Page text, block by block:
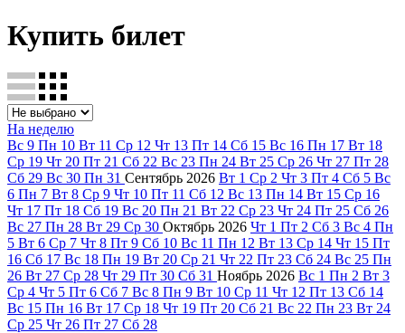
Купить билет
На неделю
Вс 9 Пн 10 Вт 11 Ср 12 Чт 13 Пт 14 Сб 15 Вс 16 Пн 17 Вт 18
Ср 19 Чт 20 Пт 21 Сб 22 Вс 23 Пн 24 Вт 25 Ср 26 Чт 27 Пт 28
Сб 29 Вс 30 Пн 31 Сентябрь 2026 Вт 1 Ср 2 Чт 3 Пт 4 Сб 5 Вс
6 Пн 7 Вт 8 Ср 9 Чт 10 Пт 11 Сб 12 Вс 13 Пн 14 Вт 15 Ср 16
Чт 17 Пт 18 Сб 19 Вс 20 Пн 21 Вт 22 Ср 23 Чт 24 Пт 25 Сб 26
Вс 27 Пн 28 Вт 29 Ср 30 Октябрь 2026 Чт 1 Пт 2 Сб 3 Вс 4 Пн
5 Вт 6 Ср 7 Чт 8 Пт 9 Сб 10 Вс 11 Пн 12 Вт 13 Ср 14 Чт 15 Пт
16 Сб 17 Вс 18 Пн 19 Вт 20 Ср 21 Чт 22 Пт 23 Сб 24 Вс 25 Пн
26 Вт 27 Ср 28 Чт 29 Пт 30 Сб 31 Ноябрь 2026 Вс 1 Пн 2 Вт 3
Ср 4 Чт 5 Пт 6 Сб 7 Вс 8 Пн 9 Вт 10 Ср 11 Чт 12 Пт 13 Сб 14
Вс 15 Пн 16 Вт 17 Ср 18 Чт 19 Пт 20 Сб 21 Вс 22 Пн 23 Вт 24
Ср 25 Чт 26 Пт 27 Сб 28